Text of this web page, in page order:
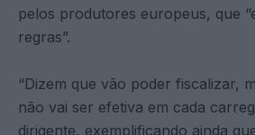
pelos produtores europeus, que
regras”.
“Dizem que vão poder fiscalizar,
não vai ser efetiva em cada
dirigente, exemplificando ainda